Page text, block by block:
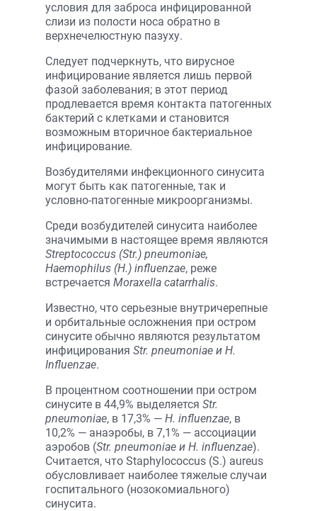
условия для заброса инфицированной
слизи из полости носа обратно в
верхнечелюстную пазуху.
Следует подчеркнуть, что вирусное
инфицирование является лишь первой
фазой заболевания; в этот период
продлевается время контакта патогенных
бактерий с клетками и становится
возможным вторичное бактериальное
инфицирование.
Возбудителями инфекционного синусита
могут быть как патогенные, так и
условно-патогенные микроорганизмы.
Среди возбудителей синусита наиболее
значимыми в настоящее время являются
Streptococcus (Str.) pneumoniae,
Haemophilus (H.) influenzae, реже
встречается Moraxella catarrhalis.
Известно, что серьезные внутричерепные
и орбитальные осложнения при остром
синусите обычно являются результатом
инфицирования Str. pneumoniae и H.
Influenzae.
В процентном соотношении при остром
синусите в 44,9% выделяется Str.
pneumoniae, в 17,3% — H. influenzae, в
10,2% — анаэробы, в 7,1% — ассоциации
аэробов (Str. pneumoniae и H. influenzae).
Считается, что Staphylococcus (S.) aureus
обусловливает наиболее тяжелые случаи
госпитального (нозокомиального)
синусита.